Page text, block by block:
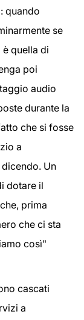
quando
se
è quella di
poi
audio
durante la
che si fosse
a
Un
dotare il
prima
che ci sta
così"
cascati
a